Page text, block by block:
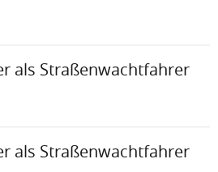
als Straßenwachtfahrer
als Straßenwachtfahrer